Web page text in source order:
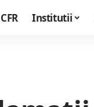
Institutii